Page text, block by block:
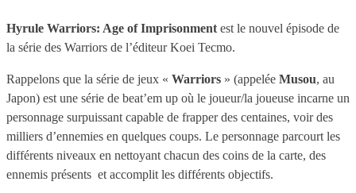
Hyrule Warriors: Age of Imprisonment est le nouvel épisode de
la série des Warriors de l’éditeur Koei Tecmo.
Rappelons que la série de jeux « Warriors » (appelée Musou, au
Japon) est une série de beat’em up où le joueur/la joueuse incarne un
personnage surpuissant capable de frapper des centaines, voir des
milliers d’ennemies en quelques coups. Le personnage parcourt les
différents niveaux en nettoyant chacun des coins de la carte, des
ennemis présents et accomplit les différents objectifs.